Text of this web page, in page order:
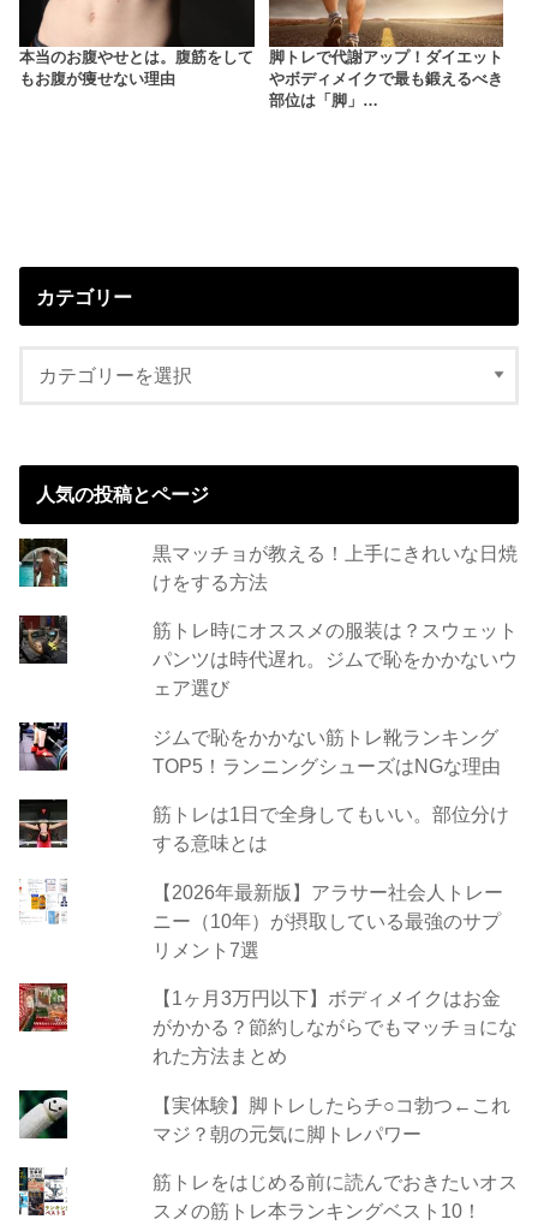
本当のお腹やせとは。腹筋をして
もお腹が痩せない理由
脚トレで代謝アップ！ダイエット
やボディメイクで最も鍛えるべき
部位は「脚」…
カテゴリー
人気の投稿とページ
黒マッチョが教える！上手にきれいな日焼
けをする方法
筋トレ時にオススメの服装は？スウェット
パンツは時代遅れ。ジムで恥をかかないウ
ェア選び
ジムで恥をかかない筋トレ靴ランキング
TOP5！ランニングシューズはNGな理由
筋トレは1日で全身してもいい。部位分け
する意味とは
【2026年最新版】アラサー社会人トレー
ニー（10年）が摂取している最強のサプ
リメント7選
【1ヶ月3万円以下】ボディメイクはお金
がかかる？節約しながらでもマッチョにな
れた方法まとめ
【実体験】脚トレしたらチ○コ勃つ←これ
マジ？朝の元気に脚トレパワー
筋トレをはじめる前に読んでおきたいオス
スメの筋トレ本ランキングベスト10！